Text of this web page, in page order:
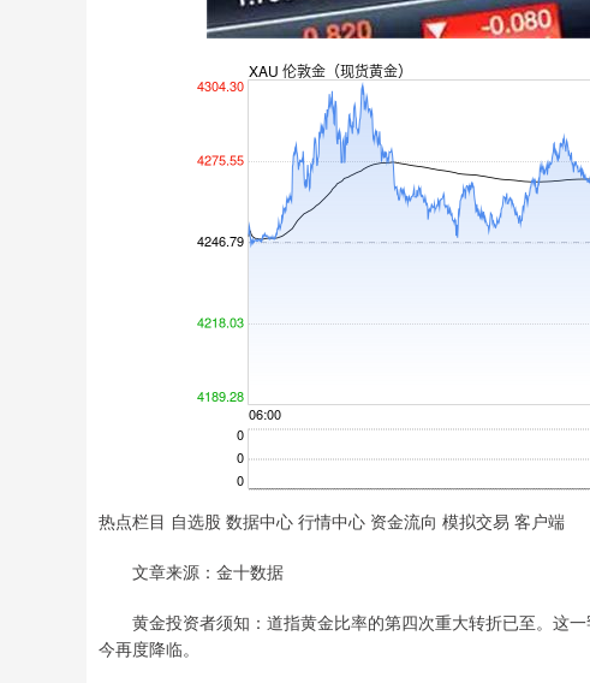
热点栏目 自选股 数据中心 行情中心 资金流向 模拟交易 客户端
文章来源：金十数据
黄金投资者须知：道指黄金比率的第四次重大转折已至。这
今再度降临。